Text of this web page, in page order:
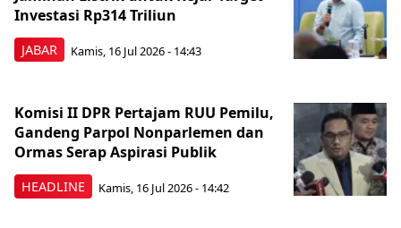
JABAR
Investasi Rp314 Triliun
Kamis, 16 Jul 2026 - 14:43
HEADLINE
Komisi II DPR Pertajam RUU Pemilu,
Gandeng Parpol Nonparlemen dan
Ormas Serap Aspirasi Publik
Kamis, 16 Jul 2026 - 14:42